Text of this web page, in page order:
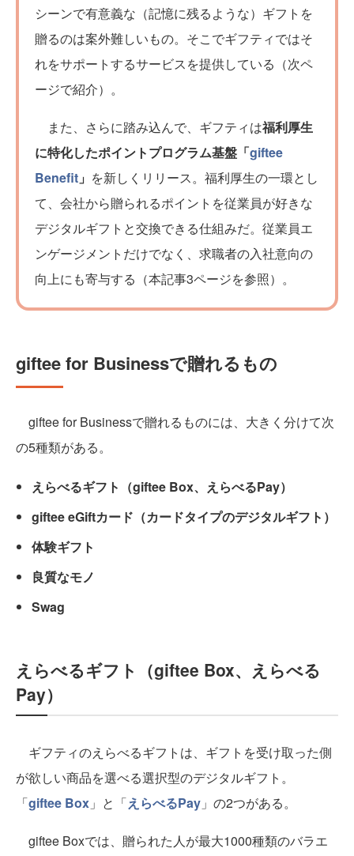
シーンで有意義な（記憶に残るような）ギフトを
贈るのは案外難しいもの。そこでギフティではそ
れをサポートするサービスを提供している（次ペ
ージで紹介）。
また、さらに踏み込んで、ギフティは福利厚生
に特化したポイントプログラム基盤「giftee
Benefit 」 を新しくリリース。福利厚生の一環とし
て、会社から贈られるポイントを従業員が好きな
デジタルギフトと交換できる仕組みだ。従業員エ
ンゲージメントだけでなく、求職者の入社意向の
向上にも寄与する（本記事3ページを参照）。
giftee for Businessで贈れるもの
giftee for Businessで贈れるものには、大きく分けて次
の5種類がある。
えらべるギフト（giftee Box、えらべるPay）
giftee eGiftカード（カードタイプのデジタルギフト）
体験ギフト
良質なモノ
Swag
えらべるギフト（giftee Box、えらべる
Pay）
ギフティのえらべるギフトは、ギフトを受け取った側
が欲しい商品を選べる選択型のデジタルギフト。
「giftee Box 」と「えらべるPay 」の2つがある。
giftee Boxでは、贈られた人が最大1000種類のバラエ